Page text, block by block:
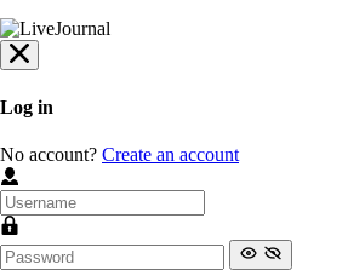
Log in
No account? Create an account